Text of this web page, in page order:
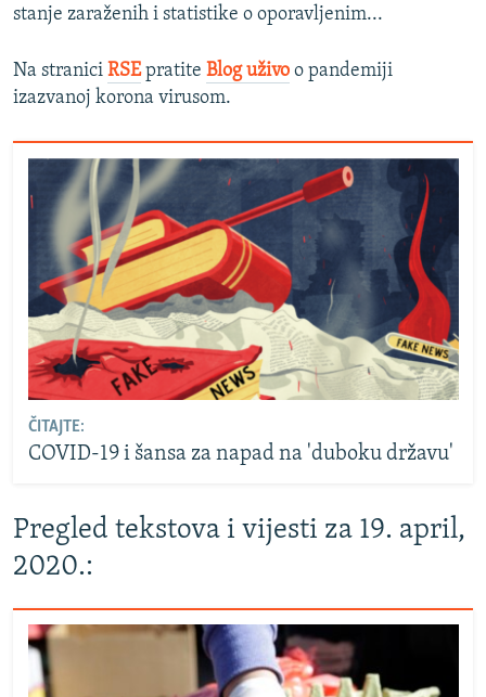
NASTANAK I RASPAD JUGOSLAVIJE
stanje zaraženih i statistike o oporavljenim...
Na stranici RSEpratite Blog uživo o pandemiji
izazvanoj korona virusom.
ČITAJTE:
COVID-19 i šansa za napad na 'duboku državu'
Pregled tekstova i vijesti za 19. april,
2020.: